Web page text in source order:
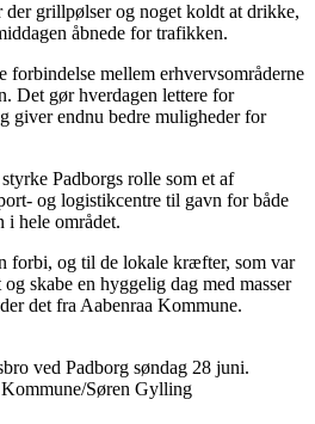
grillpølser og noget koldt at drikke,
åbnede for trafikken.
forbindelse mellem erhvervsområderne
Det gør hverdagen lettere for
giver endnu bedre muligheder for
Padborgs rolle som et af
og logistikcentre til gavn for både
i hele området.
forbi, og til de lokale kræfter, som var
skabe en hyggelig dag med masser
det fra Aabenraa Kommune.
ved Padborg søndag 28 juni.
Kommune/Søren Gylling